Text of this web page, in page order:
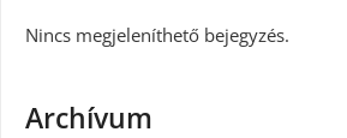
Nincs megjeleníthető bejegyzés.
Archívum